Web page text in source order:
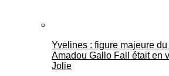
Yvelines : figure majeure
Amadou Gallo Fall était en
Jolie